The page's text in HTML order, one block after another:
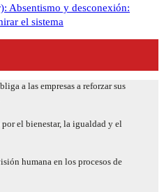
Absentismo y desconexión:
el sistema
a las empresas a reforzar sus
el bienestar, la igualdad y el
humana en los procesos de